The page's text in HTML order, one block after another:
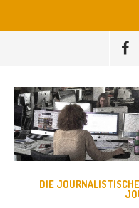
DIE